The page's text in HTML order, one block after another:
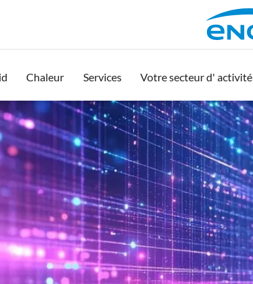
Chaleur Services Votre secteur d' activité